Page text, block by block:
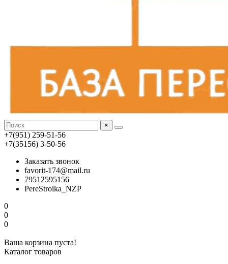
×
+7(951) 259-51-56
+7(35156) 3-50-56
Заказать звонок
favorit-174@mail.ru
79512595156
PereStroika_NZP
0
0
0
Ваша корзина пуста!
Каталог товаров